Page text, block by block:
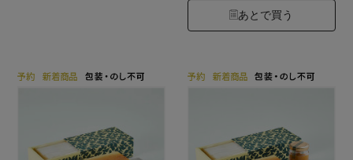
あとで買う